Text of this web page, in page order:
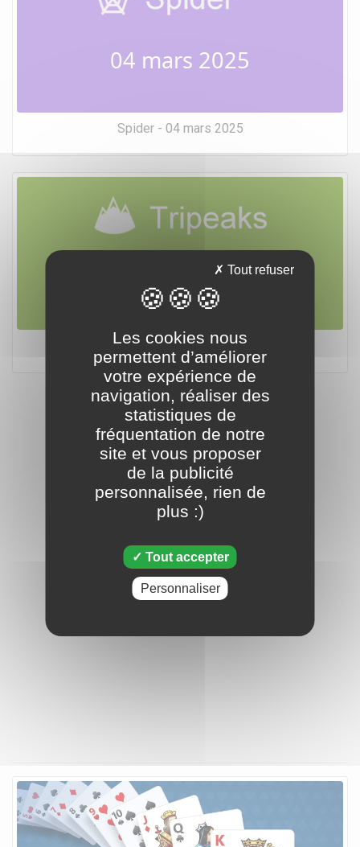
04 mars 2025
Spider - 04 mars 2025
04 mars 2025
Tripeaks - 04 mars 2025
Les cookies nous
permettent d’améliorer
votre expérience de
navigation, réaliser des
statistiques de
fréquentation de notre
site et vous proposer
de la publicité
personnalisée, rien de
plus :)
Tout accepter
Tout refuser
Personnaliser